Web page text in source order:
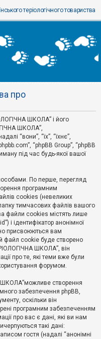
теріологічного товариства
про
ШКОЛА” і його
ШКОЛА”,
“вони”, “їх”, “їхнє”,
“phpBB Group”, “phpBB
під час будь-якої вашої
По перше, перегляд
програмним
cookies (невеликих
тимчасових файлів вашого
файли cookies містять лише
і ідентифікатор анонімної
присвоюються вам
файл cookie буде створено
ШКОЛА”, він
про те, які теми вже були
форумом.
ШКОЛА”можливе створення
забезпечення phpBB,
оскільки він
програмним забезпеченням
про вас є дані, які ви нам
такі дані:
гостя (надалі “анонімні